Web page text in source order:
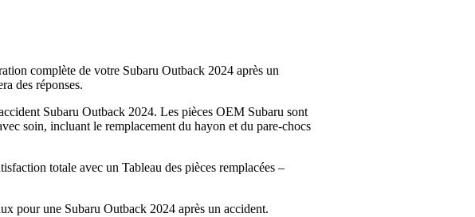
complète de votre Subaru Outback 2024 après un
des réponses.
Subaru Outback 2024. Les pièces OEM Subaru sont
soin, incluant le remplacement du hayon et du pare-chocs
totale avec un Tableau des pièces remplacées –
pour une Subaru Outback 2024 après un accident.